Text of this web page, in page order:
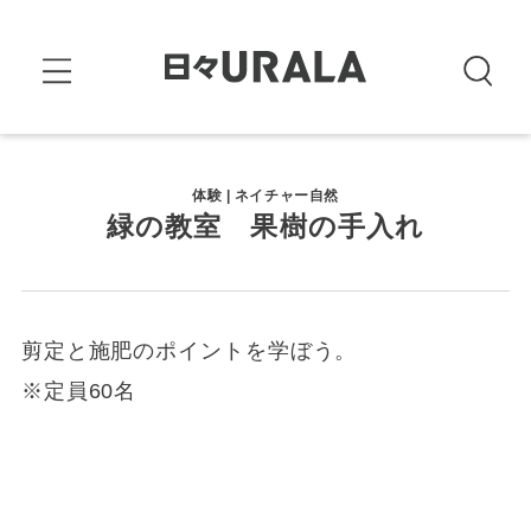
体験 | ネイチャー自然
緑の教室 果樹の手入れ
剪定と施肥のポイントを学ぼう。
※定員60名